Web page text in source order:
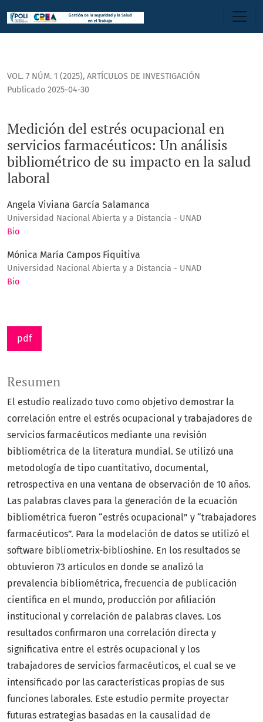
VOL. 7 NÚM. 1 (2025), ARTÍCULOS DE INVESTIGACIÓN
Medición del estrés ocupacional en
servicios farmacéuticos: Un análisis
bibliométrico de su impacto en la salud
laboral
Publicado 2025-04-30
Angela Viviana García Salamanca
Universidad Nacional Abierta y a Distancia - UNAD
Bio
Mónica María Campos Fiquitiva
Universidad Nacional Abierta y a Distancia - UNAD
Bio
pdf
Resumen
El estudio realizado tuvo como objetivo demostrar la
correlación entre el estrés ocupacional y trabajadores de
servicios farmacéuticos mediante una revisión
bibliométrica de la literatura mundial. Se utilizó una
metodología de tipo cuantitativo, documental,
retrospectiva en una ventana de observación de 10 años.
Las palabras claves para la generación de la ecuación
bibliométrica fueron “estrés ocupacional” y “trabajadores
farmacéuticos”. Para la modelación de datos se utilizó el
software bibliometrix-biblioshine. En los resultados se
obtuvieron 73 artículos en donde se analizó la
prevalencia bibliométrica, frecuencia de publicación
científica en el mundo, producción por afiliación
institucional y correlación de palabras claves. Los
resultados confirmaron una correlación directa y
significativa entre el estrés ocupacional y los
trabajadores de servicios farmacéuticos, el cual se ve
intensificado por las características propias de sus
funciones laborales. Este estudio permite proyectar
futuras estrategias basadas en la causalidad de